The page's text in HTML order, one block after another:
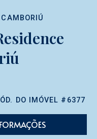
DO IMÓVEL #6377